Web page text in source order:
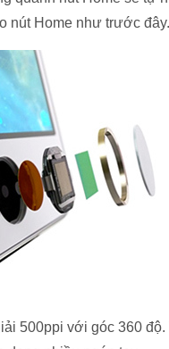
nút Home như trước đây.
500ppi với góc 360